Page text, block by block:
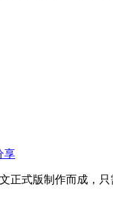
享
正式版制作而成，